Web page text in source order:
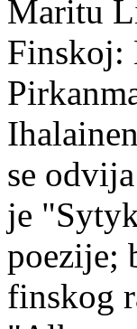
Maritu
Finskoj:
se
je
poezije;
finskog